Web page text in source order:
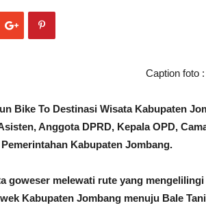
Caption foto
Bike To Destinasi Wisata Kabupaten
Anggota DPRD, Kepala OPD,
Kabupaten Jombang.
goweser melewati rute yang
Kabupaten Jombang menuju Bale